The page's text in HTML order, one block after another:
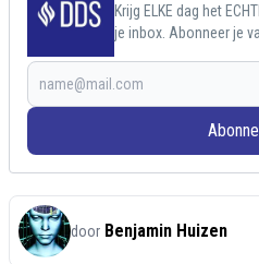
Krijg ELKE dag het
je inbox. Abonneer je
door Benjamin Huizen